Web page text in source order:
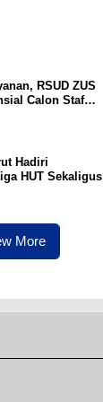
RSUD ZUS
Calon Staf
Hadiri
HUT Sekaligus
More